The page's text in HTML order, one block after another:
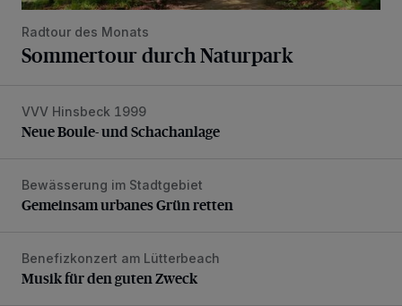
Radtour des Monats
Sommertour durch Naturpark
Neue Boule- und Schachanlage
VVV Hinsbeck 1999
Neue Boule- und Schachanlage
Gemeinsam urbanes Grün retten
Bewässerung im Stadtgebiet
Gemeinsam urbanes Grün retten
Musik für den guten Zweck
Benefizkonzert am Lütterbeach
Musik für den guten Zweck